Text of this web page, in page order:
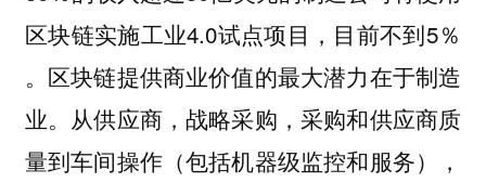
区块链实施工业4.0试点项目，目前不到5％
。区块链提供商业价值的最大潜力在于制造
业。从供应商，战略采购，采购和供应商质
量到车间操作（包括机器级监控和服务），